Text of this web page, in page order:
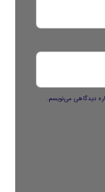
دیدگاهی می‌نویسم.